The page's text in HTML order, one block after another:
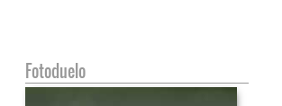
Fotoduelo